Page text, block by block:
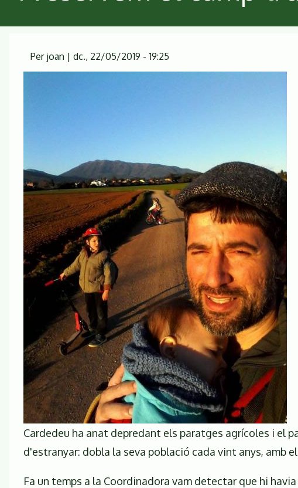
Perjoan | dc., 22/05/2019 - 19:25
Cardedeu ha anat depredant els paratges agrícoles i el
d'estranyar: dobla la seva població cada vint anys, amb
Fa un temps a la Coordinadora vam detectar que hi